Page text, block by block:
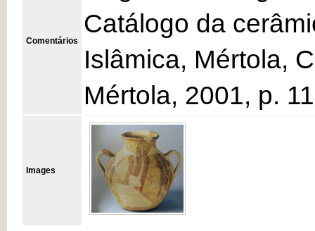
Comentários
Catálogo da
Islâmica, Mértola,
Mértola, 2001, p.
Images